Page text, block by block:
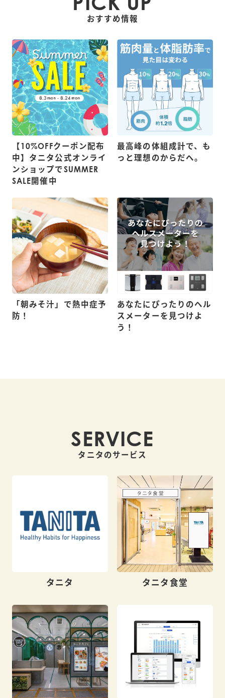
おすすめ情報
【10%OFFクーポン配布
中】タニタ公式オンライ
ンショップでSUMMER
SALE開催中
最高峰の体組成計で、も
っと理想のからだへ。
「朝みそ汁」で熱中症予
防！
あなたにぴったりのヘル
スメーターを見つけよ
う！
SERVICE
タニタのサービス
タニタ タニタ食堂